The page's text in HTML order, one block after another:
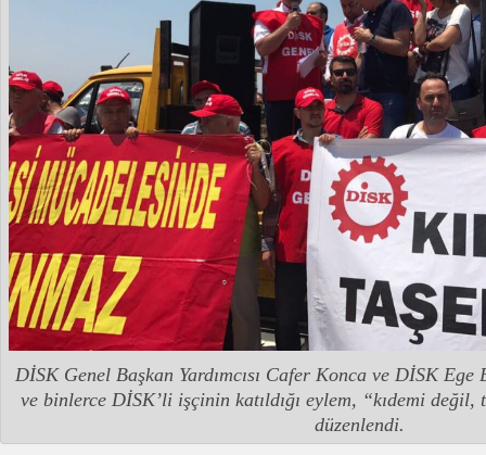
DİSK Genel Başkan Yardımcısı Cafer Konca ve DİSK Ege
ve binlerce DİSK’li işçinin katıldığı eylem, “kıdemi değil,
düzenlendi.